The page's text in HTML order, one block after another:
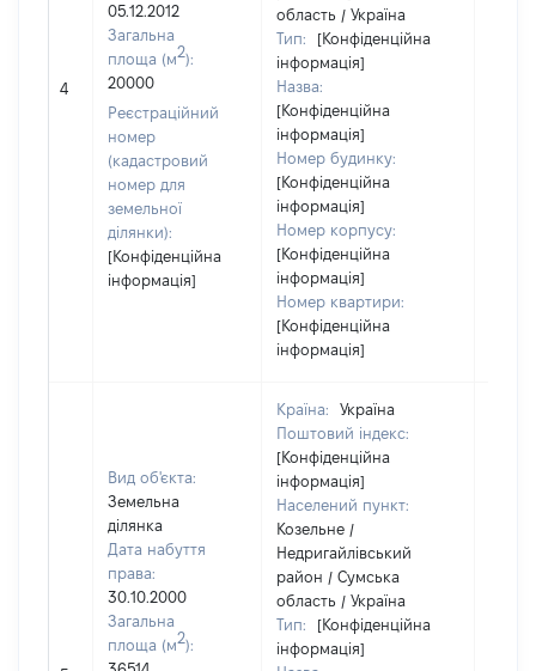
4
05.12.2012
Загальна
площа (м2):
20000
Реєстраційний
номер
(кадастровий
номер для
земельної
ділянки):
[Конфіденційна
інформація]
область / Україна
Тип:
[Конфіденційна
інформація]
Назва:
[Конфіденційна
інформація]
Номер будинку:
[Конфіденційна
інформація]
Номер корпусу:
[Конфіденційна
інформація]
Номер квартири:
[Конфіденційна
інформація]
Вид об'єкта:
Земельна
ділянка
Дата набуття
права:
30.10.2000
Загальна
площа (м2):
Країна:
Україна
Поштовий індекс:
[Конфіденційна
інформація]
Населений пункт:
Козельне /
Недригайлівський
район / Сумська
область / Україна
Тип:
[Конфіденційна
інформація]